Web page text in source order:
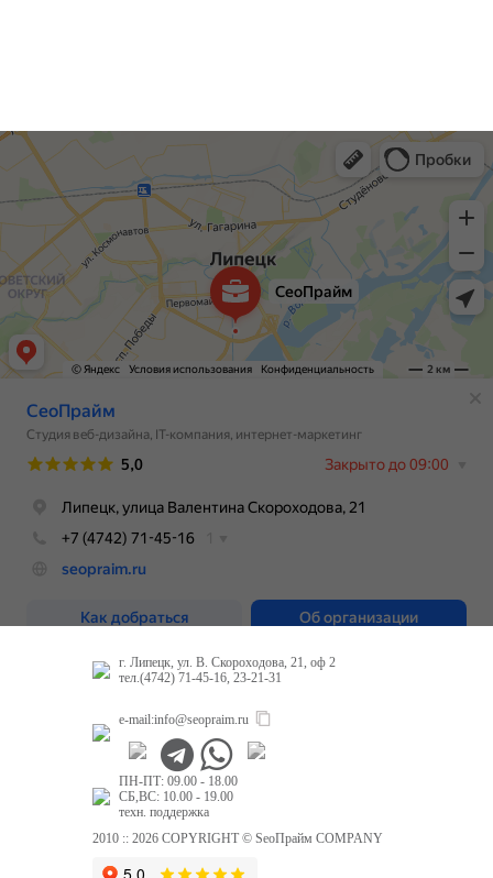
г. Липецк, ул. В. Скороходова, 21, оф 2
тел.(4742) 71-45-16, 23-21-31
e-mail:info@seopraim.ru
ПН-ПТ: 09.00 - 18.00
СБ,ВС: 10.00 - 19.00
техн. поддержка
2010 :: 2026 COPYRIGHT © SeoПрайм COMPANY